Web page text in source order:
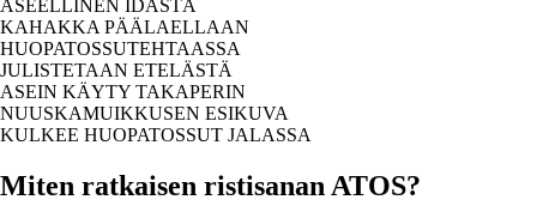
ASEELLINEN IDÄSTÄ
KAHAKKA PÄÄLAELLAAN
HUOPATOSSUTEHTAASSA
JULISTETAAN ETELÄSTÄ
ASEIN KÄYTY TAKAPERIN
NUUSKAMUIKKUSEN ESIKUVA
KULKEE HUOPATOSSUT JALASSA
Miten ratkaisen ristisanan ATOS?